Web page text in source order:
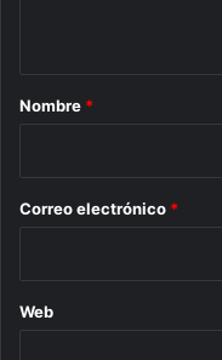
r
*
Nombre *
Correo electrónico *
Web